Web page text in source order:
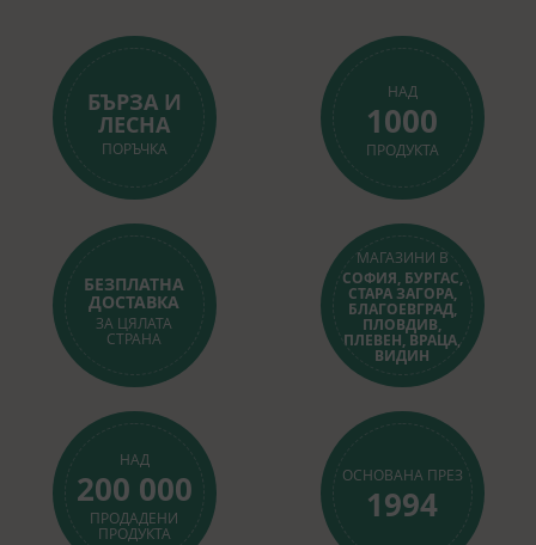
БЪРЗА И
ЛЕСНА
ПОРЪЧКА
НАД
1000
ПРОДУКТА
БЕЗПЛАТНА
ДОСТАВКА
ЗА ЦЯЛАТА
СТРАНА
МАГАЗИНИ В
СОФИЯ, БУРГАС,
СТАРА ЗАГОРА,
БЛАГОЕВГРАД,
ПЛОВДИВ,
ПЛЕВЕН, ВРАЦА,
ВИДИН
НАД
200 000
ПРОДАДЕНИ
ПРОДУКТА
ОСНОВАНА ПРЕЗ
1994